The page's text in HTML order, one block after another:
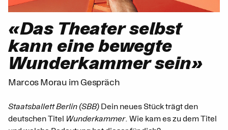
«Das Theater selbst
kann eine bewegte
Wunderkammer sein»
Marcos Morau im Gespräch
Staatsballett Berlin (SBB) Dein neues Stück trägt den
deutschen Titel Wunderkammer. Wie kam es zu dem Titel